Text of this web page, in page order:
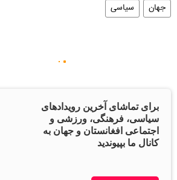
جهان سیاسی
برای تماشای آخرین رویدادهای
سیاسی، فرهنگی، ورزشی و
اجتماعی افغانستان و جهان به
کانال ما بپیوندید